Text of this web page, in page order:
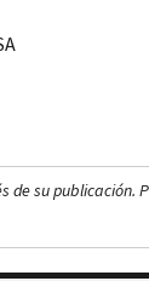
de su publicación.